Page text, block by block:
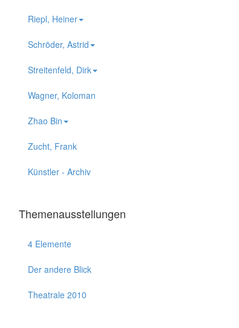
Riepl, Heiner
Schröder, Astrid
Streitenfeld, Dirk
Wagner, Koloman
Zhao Bin
Zucht, Frank
Künstler - Archiv
Themenausstellungen
4 Elemente
Der andere Blick
Theatrale 2010